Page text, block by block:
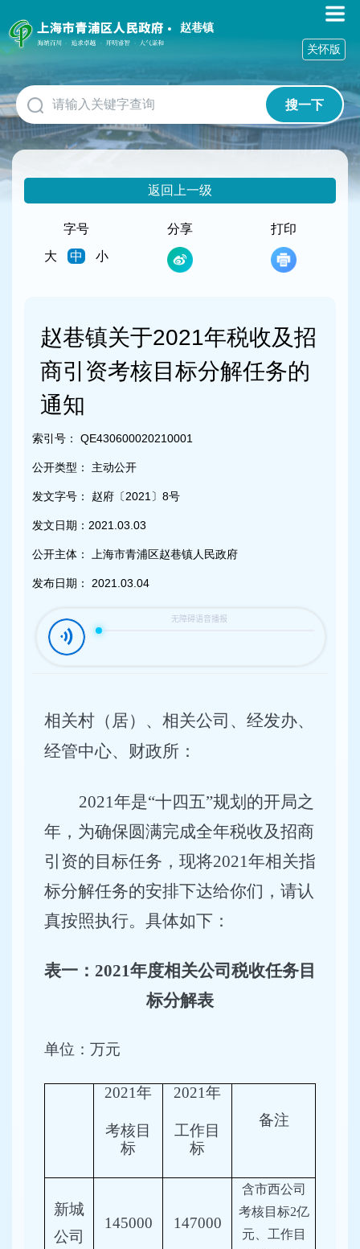
障
碍
作
说
明
跳
到
网
赵巷镇
搜一下
关怀版
返回上一级
字号
大
中 小
分享 打印
赵巷镇关于2021年税收及招
商引资考核目标分解任务的
通知
索引号： QE430600020210001
公开类型： 主动公开
发文字号： 赵府〔2021〕8号
发文日期： 2021.03.03
公开主体： 上海市青浦区赵巷镇人民政府
发布日期： 2021.03.04
相关村（居）、相关公司、经发办、
经管中心、财政所：
2021年是“十四五”规划 的开局之
年 ，为确保圆满完成全年税收及招商
引资的目标任务，现将2021年相关指
标分解任务的安排下达给你们，请认
真按照执行。具体如下：
表一： 2021年度相关公司税收任务目
标分解表
单位：万元
2021年
考核目
标
2021年
工作目
标
备注
新城
公司
145000 147000
含市西公司
考核目标2亿
元、工作目